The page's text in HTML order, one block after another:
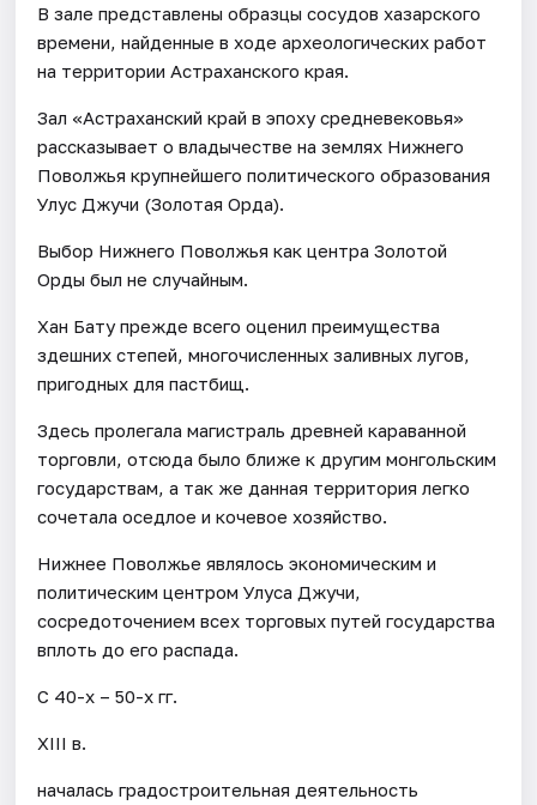
В зале представлены образцы сосудов хазарского
времени, найденные в ходе археологических работ
на территории Астраханского края.
Зал «Астраханский край в эпоху средневековья»
рассказывает о владычестве на землях Нижнего
Поволжья крупнейшего политического образования
Улус Джучи (Золотая Орда).
Выбор Нижнего Поволжья как центра Золотой
Орды был не случайным.
Хан Бату прежде всего оценил преимущества
здешних степей, многочисленных заливных лугов,
пригодных для пастбищ.
Здесь пролегала магистраль древней караванной
торговли, отсюда было ближе к другим монгольским
государствам, а так же данная территория легко
сочетала оседлое и кочевое хозяйство.
Нижнее Поволжье являлось экономическим и
политическим центром Улуса Джучи,
сосредоточением всех торговых путей государства
вплоть до его распада.
С 40-х – 50-х гг.
XIII в.
началась градостроительная деятельность